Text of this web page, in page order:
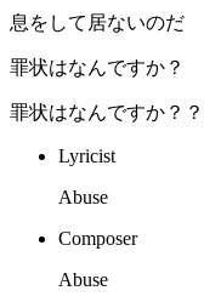
息をして居ないの
罪状はなんですか？
罪状はなんですか？
Lyricist
Abuse
Composer
Abuse